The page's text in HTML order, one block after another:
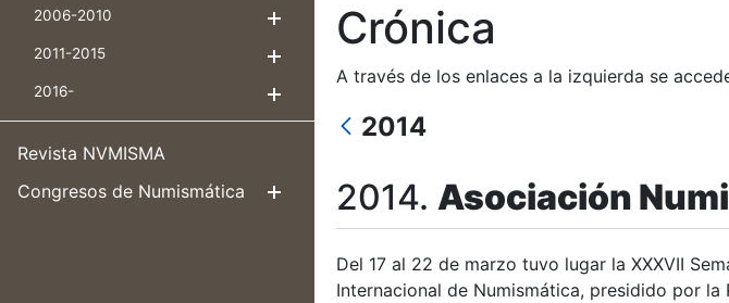
2006-2010
Erakutsi/Ezkutatu
2011-2015
2016-
Revista NVMISMA
Congresos de Numismática
Erakutsi/Ezkutatu
Crónica
A través de los enlaces a la izquierda se
2014
2014. Asociación
Del 17 al 22 de marzo tuvo lugar la XXXVII
Internacional de Numismática, presidido por